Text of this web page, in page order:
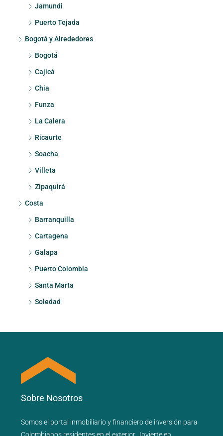
Jamundi
Puerto Tejada
Bogotá y Alrededores
Bogotá
Cajicá
Chia
Funza
La Calera
Ricaurte
Soacha
Villeta
Zipaquirá
Costa
Barranquilla
Cartagena
Galapa
Puerto Colombia
Santa Marta
Soledad
Sobre Nosotros
Somos el portal inmobiliarioyfinancierode inversión para